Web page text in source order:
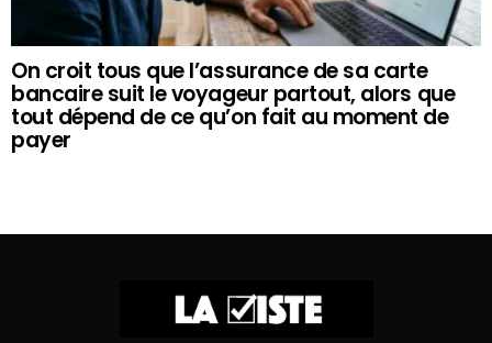
On croit tous que l’assurance de sa carte
bancaire suit le voyageur partout, alors que
tout dépend de ce qu’on fait au moment de
payer